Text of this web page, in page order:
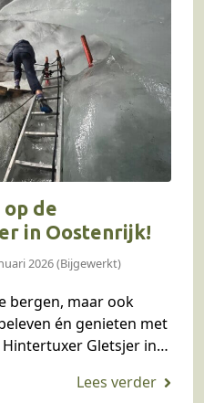
de
in Oostenrijk!
2026 (Bijgewerkt)
bergen, maar ook
én genieten met
Hintertuxer Gletsjer in